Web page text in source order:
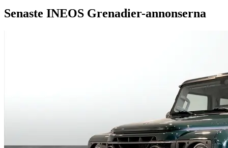
Senaste INEOS Grenadier-annonserna